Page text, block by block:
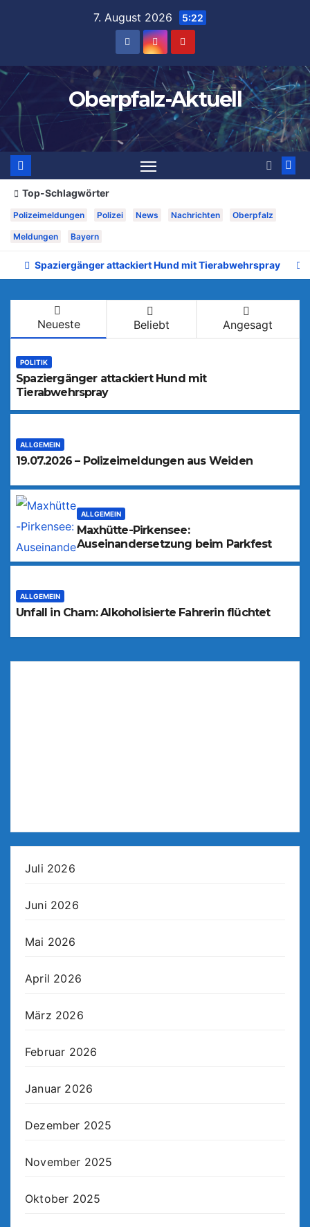
7. August 2026 5:22
Oberpfalz-Aktuell
Top-Schlagwörter
Polizeimeldungen Polizei News Nachrichten Oberpfalz
Meldungen Bayern
Spaziergänger attackiert Hund mit Tierabwehrspray
Neueste Beliebt Angesagt
POLITIK
Spaziergänger attackiert Hund mit
Tierabwehrspray
ALLGEMEIN
19.07.2026 – Polizeimeldungen aus Weiden
ALLGEMEIN
Maxhütte-Pirkensee:
Auseinandersetzung beim Parkfest
ALLGEMEIN
Unfall in Cham: Alkoholisierte Fahrerin flüchtet
Juli 2026
Juni 2026
Mai 2026
April 2026
März 2026
Februar 2026
Januar 2026
Dezember 2025
November 2025
Oktober 2025